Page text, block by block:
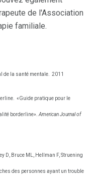
de l'Association
familiale.
de la santé mentale. 2011
«Guide pratique pour le
borderline».American Journal of
D, Bruce ML, Hellman F, Struening
des personnes ayant un trouble